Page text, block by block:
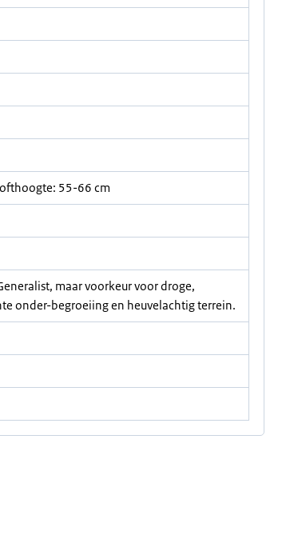
55-66 cm
maar voorkeur voor droge,
onder-begroeiing en heuvelachtig terrein.